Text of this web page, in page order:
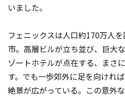
いました。
フェニックスは人口約170万人
市。高層ビルが立ち並び、巨大
ゾートホテルが点在する、まさ
す。でも一歩郊外に足を向けれ
絶景が広がっている。この意外